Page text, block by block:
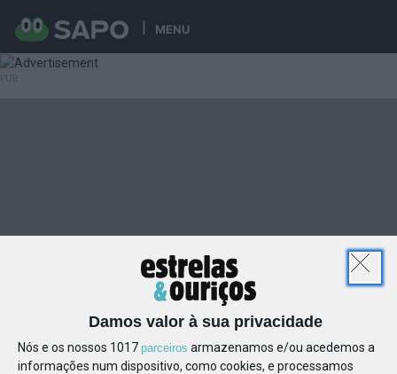
MENU
Damos valor à sua privacidade
Nós e os nossos 1017 parceiros armazenamos e/ou acedemos a
informações num dispositivo, como cookies, e processamos